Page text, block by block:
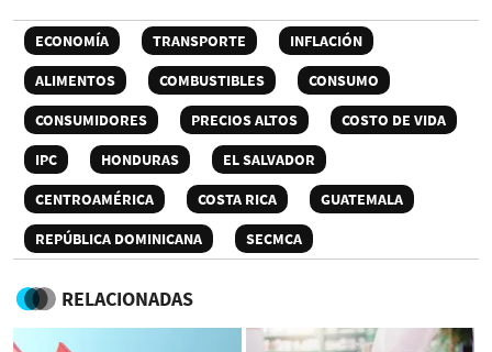
ECONOMÍA TRANSPORTE
INFLACIÓN
ALIMENTOS
COMBUSTIBLES
CONSUMO
CONSUMIDORES
PRECIOS ALTOS
COSTO DE VIDA
IPC
HONDURAS
EL SALVADOR
CENTROAMÉRICA
COSTA RICA
GUATEMALA
REPÚBLICA DOMINICANA
SECMCA
RELACIONADAS